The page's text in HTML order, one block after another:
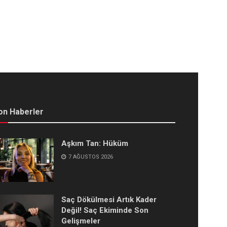
Haberler
Aşkım Tan: Hüküm
7 AĞUSTOS 2026
Saç Dökülmesi Artık Kader
Değil! Saç Ekiminde Son
Gelişmeler